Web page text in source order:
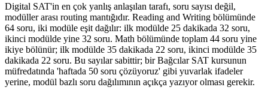
Digital SAT'in en çok yanlış anlaşılan tarafı, soru sayısı değil,
modüller arası routing mantığıdır. Reading and Writing bölümünde
64 soru, iki modüle eşit dağılır: ilk modülde 25 dakikada 32 soru,
ikinci modülde yine 32 soru. Math bölümünde toplam 44 soru yine
ikiye bölünür; ilk modülde 35 dakikada 22 soru, ikinci modülde 35
dakikada 22 soru. Bu sayılar sabittir; bir Bağcılar SAT kursunun
müfredatında 'haftada 50 soru çözüyoruz' gibi yuvarlak ifadeler
yerine, modül bazlı soru dağılımının açıkça yazıyor olması gerekir.